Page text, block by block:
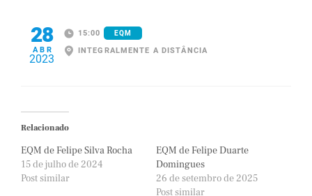
28
ABR
2023
15:00 EQM
INTEGRALMENTE A DISTÂNCIA
Relacionado
EQM de Felipe Silva Rocha
15 de julho de 2024
Post similar
EQM de Felipe Duarte
Domingues
26 de setembro de 2025
Post similar